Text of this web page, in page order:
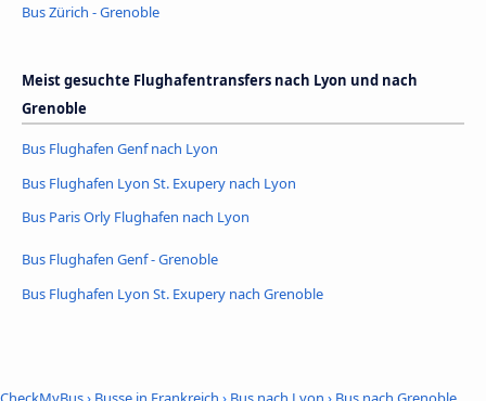
Bus Zürich - Grenoble
Meist gesuchte Flughafentransfers nach Lyon und nach
Grenoble
Bus Flughafen Genf nach Lyon
Bus Flughafen Lyon St. Exupery nach Lyon
Bus Paris Orly Flughafen nach Lyon
Bus Flughafen Genf - Grenoble
Bus Flughafen Lyon St. Exupery nach Grenoble